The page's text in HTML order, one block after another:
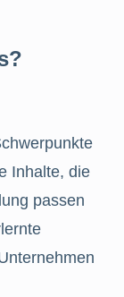
Inhalte, die
passen